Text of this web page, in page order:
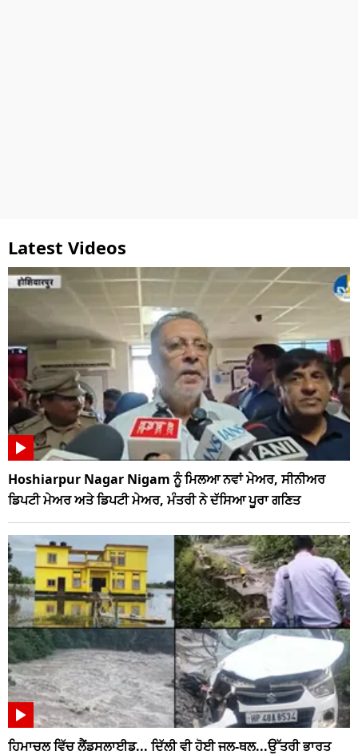
Latest Videos
Hoshiarpur Nagar Nigam ਨੂੰ ਮਿਲਆ ਨਵਾਂ ਮੇਅਰ, ਸੀਨੀਅਰ
ਡਿਪਟੀ ਮੇਅਰ ਅਤੇ ਡਿਪਟੀ ਮੇਅਰ, ਮੰਤਰੀ ਨੇ ਦੱਸਿਆ ਪੂਰਾ ਗਣਿਤ
ਹਿਮਾਚਲ ਵਿੱਚ ਲੈਂਡਸਲਾਈਡ... ਦਿੱਲੀ ਵੀ ਹੋਈ ਜਲ-ਥਲ...ਉੱਤਰੀ ਭਾਰਤ